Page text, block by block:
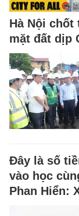
Hà Nội chốt
mặt đất dịp
Đây là số
vào học
Phan Hiển: